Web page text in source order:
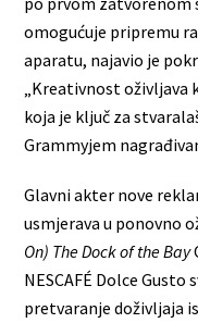
omogućuje pripremu
aparatu, najavio je
„Kreativnost
koja je ključ za
Grammyjem
Glavni akter nove
usmjerava u ponovno
On) The Dock of the Bay
NESCAFÉ Dolce
pretvaranje doživljaja